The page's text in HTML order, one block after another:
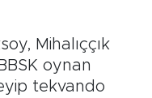
Mihalıççık
oynan
tekvando